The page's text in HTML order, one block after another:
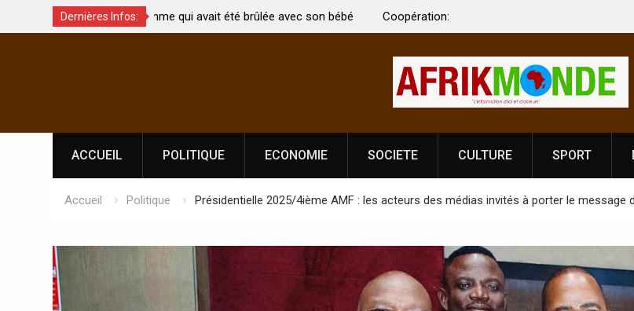
Dernières Infos:
brûlée avec son bébé
Coopération: Le ministre Indien Kirti Vardhan Singh à
Abidjan pour la célébration de la Fête de
Côte d’Ivoire, l’opérateur culturel
prononce
ACCUEIL POLITIQUE ECONOMIE SOCIETE CULTURE SPORT
Accueil Politique Présidentielle 2025/4ième AMF : les acteurs des médias invités à porter le message